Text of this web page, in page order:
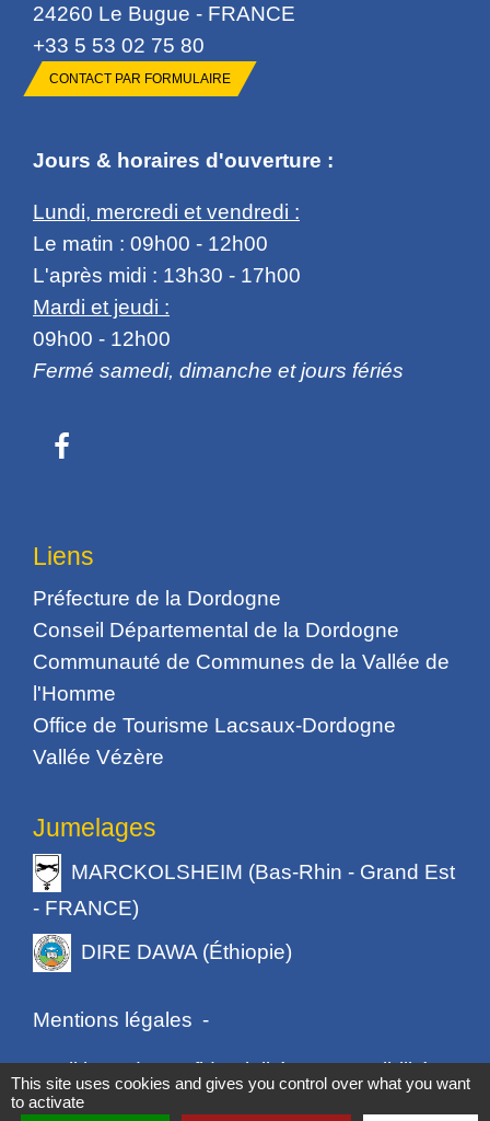
24260 Le Bugue - FRANCE
+33 5 53 02 75 80
CONTACT PAR FORMULAIRE
Jours & horaires d'ouverture :
Lundi, mercredi et vendredi :
Le matin : 09h00 - 12h00
L'après midi : 13h30 - 17h00
Mardi et jeudi :
09h00 - 12h00
Fermé samedi, dimanche et jours fériés
Liens
Préfecture de la Dordogne
Conseil Départemental de la Dordogne
Communauté de Communes de la Vallée de
l'Homme
Office de Tourisme Lacsaux-Dordogne
Vallée Vézère
Jumelages
MARCKOLSHEIM (Bas-Rhin - Grand Est
- FRANCE)
DIRE DAWA (Éthiopie)
Mentions légales -
Politique de confidentialité - Accessibilité -
This site uses cookies and gives you control over what you want
to activate